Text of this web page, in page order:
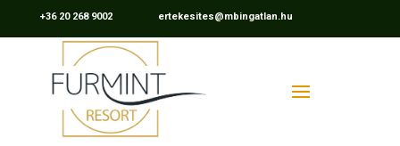
+36 20 268 9002 ertekesites@mbingatlan.hu